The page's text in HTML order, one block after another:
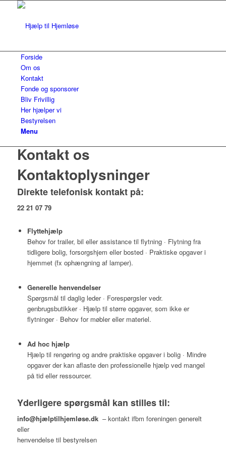
Forside
Om os
Kontakt
Fonde og sponsorer
Bliv Frivillig
Her hjælper vi
Bestyrelsen
Menu
Kontakt os
Kontaktoplysninger
Direkte telefonisk kontakt på:
22 21 07 79
Flyttehjælp
Behov for trailer, bil eller assistance til flytning · Flytning fra
tidligere bolig, forsorgshjem eller bosted · Praktiske opgaver i
hjemmet (fx ophængning af lamper).
Generelle henvendelser
Spørgsmål til daglig leder · Forespørgsler vedr.
genbrugsbutikker · Hjælp til større opgaver, som ikke er
flytninger · Behov for møbler eller materiel.
Ad hoc hjælp
Hjælp til rengøring og andre praktiske opgaver i bolig · Mindre
opgaver der kan aflaste den professionelle hjælp ved mangel
på tid eller ressourcer.
Yderligere spørgsmål kan stilles til:
info@hjælptilhjemløse.dk– kontakt ifbm foreningen generelt
eller
henvendelse til bestyrelsen